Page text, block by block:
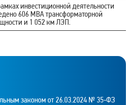
инвестиционной деятельности
606 МВА трансформаторной
и 1 052 км ЛЭП.
законом от 26.03.2024 № 35‑ФЗ